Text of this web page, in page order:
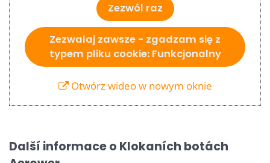
Zezwól raz
Zezwalaj zawsze - zgadzam się z
typem pliku cookie: Funkcjonalny
Otwórz wideo w nowym oknie
Další informace o Klokaních botách